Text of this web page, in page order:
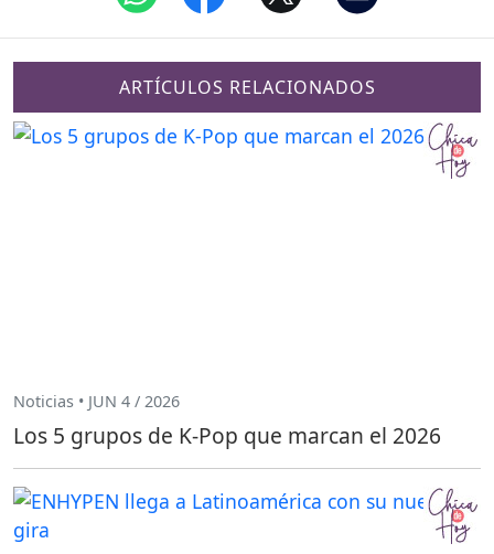
ARTÍCULOS RELACIONADOS
Noticias • JUN 4 / 2026
Los 5 grupos de K-Pop que marcan el 2026